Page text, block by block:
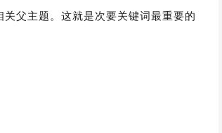
父主题。这就是次要关键词最重要的